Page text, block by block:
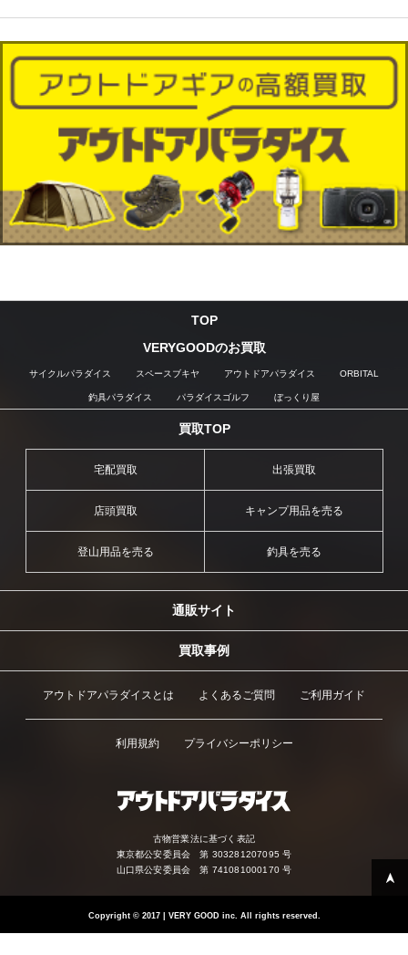
TOP
VERYGOODのお買取
サイクルパラダイス スペースブキヤ アウトドアパラダイス ORBITAL
釣具パラダイス パラダイスゴルフ ぼっくり屋
買取TOP
宅配買取 出張買取
店頭買取 キャンプ用品を売る
登山用品を売る 釣具を売る
通販サイト
買取事例
アウトドアパラダイスとは よくあるご質問 ご利用ガイド
利用規約 プライバシーポリシー
古物営業法に基づく表記
東京都公安委員会 第 303281207095 号
山口県公安委員会 第 741081000170 号
Copyright ©2017 | VERY GOOD inc. All rights reserved.